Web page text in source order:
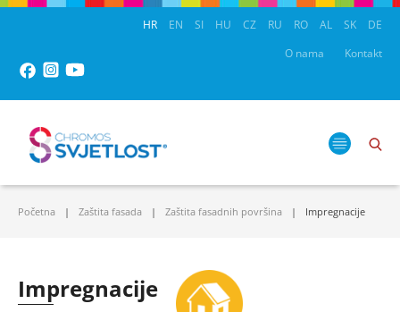
HR EN SI HU CZ RU RO AL SK
DE
O nama
Kontakt
Početna Zaštita fasada Zaštita fasadnih površina Impregnacije
Impregnacije